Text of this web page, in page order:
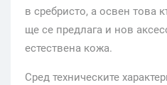
в сребристо, а освен това
ще се предлага и нов
естествена кожа.
Сред техническите